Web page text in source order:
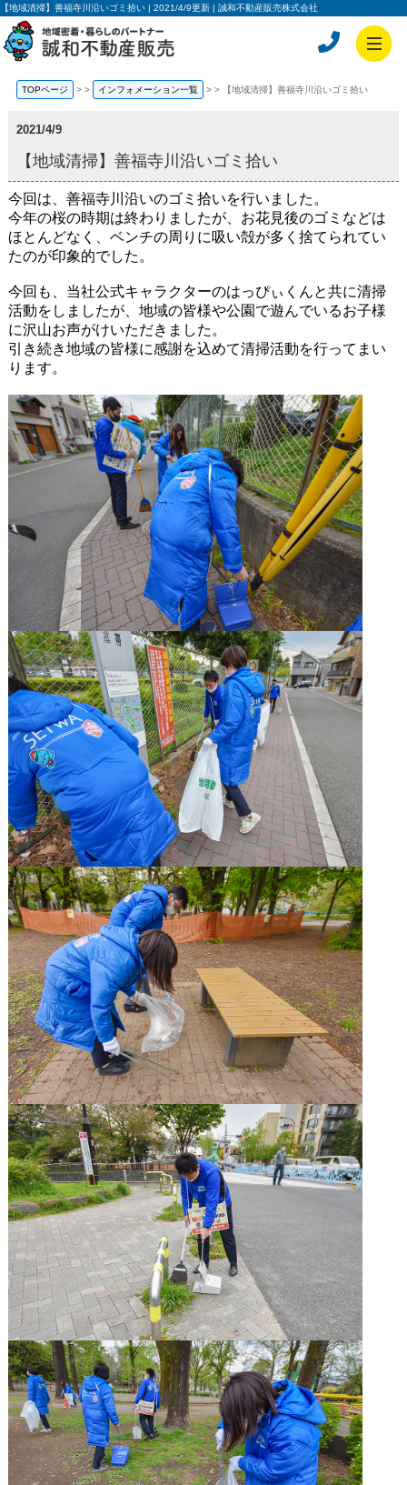
【地域清掃】善福寺川沿いゴミ拾い | 2021/4/9更新 | 誠和不動産販売株式会社
TOPページ > インフォメーション一覧 > 【地域清掃】善福寺川沿いゴミ拾い
2021/4/9
【地域清掃】善福寺川沿いゴミ拾い
今回は、善福寺川沿いのゴミ拾いを行いました。
今年の桜の時期は終わりましたが、お花見後のゴミなどは
ほとんどなく、ベンチの周りに吸い殻が多く捨てられてい
たのが印象的でした。
今回も、当社公式キャラクターのはっぴぃくんと共に清掃
活動をしましたが、地域の皆様や公園で遊んでいるお子様
に沢山お声がけいただきました。
引き続き地域の皆様に感謝を込めて清掃活動を行ってまい
ります。